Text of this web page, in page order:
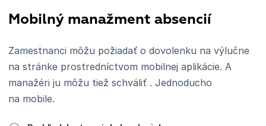
Mobilný manažment absencií
Zamestnanci môžu požiadať o dovolenku na výlučne
na stránke prostredníctvom mobilnej aplikácie. A
manažéri ju môžu tiež schváliť . Jednoducho
na mobile.